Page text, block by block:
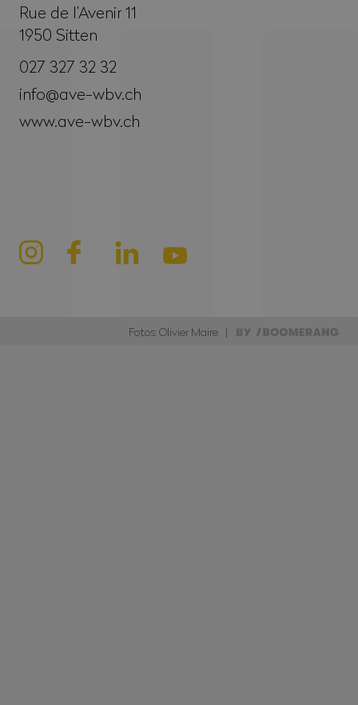
Rue de l’Avenir 11
1950 Sitten
027 327 32 32
info@ave-wbv.ch
www.ave-wbv.ch
Fotos: Olivier Maire |